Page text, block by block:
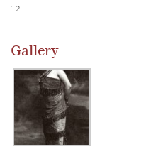
12
Gallery